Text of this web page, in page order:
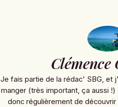
Je fais partie de la rédac' SBG, et
manger (très important, ça aussi
donc régulièrement de